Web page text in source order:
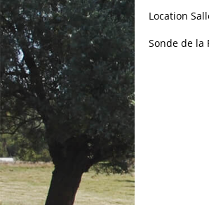
Location
Sonde de la